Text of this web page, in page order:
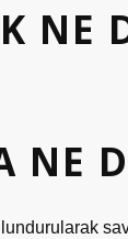
NE
NE